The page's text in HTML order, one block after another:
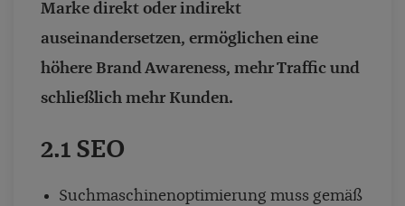
Marke direkt oder indirekt
auseinandersetzen, ermöglichen eine
höhere Brand Awareness, mehr Traffic und
schließlich mehr Kunden.
2.1 SEO
Suchmaschinenoptimierung muss gemäß